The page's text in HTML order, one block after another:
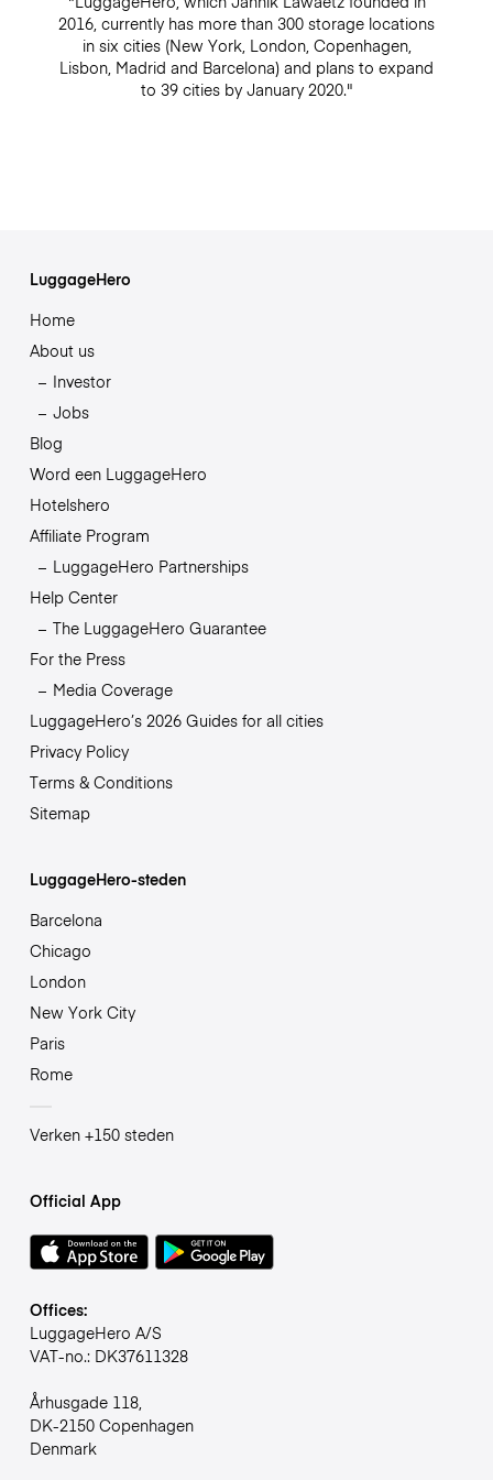
2016, currently has more than 300 storage locations
in six cities (New York, London, Copenhagen,
Lisbon, Madrid and Barcelona) and plans to expand
to 39 cities by January 2020."
LuggageHero
Home
About us
Investor
Jobs
Blog
Word een LuggageHero
Hotelshero
Affiliate Program
LuggageHero Partnerships
Help Center
The LuggageHero Guarantee
For the Press
Media Coverage
LuggageHero’s 2026 Guides for all cities
Privacy Policy
Terms & Conditions
Sitemap
LuggageHero-steden
Barcelona
Chicago
London
New York City
Paris
Rome
Verken +150 steden
Official App
Offices:
LuggageHero A/S
VAT-no.: DK37611328
Århusgade 118,
DK-2150 Copenhagen
Denmark